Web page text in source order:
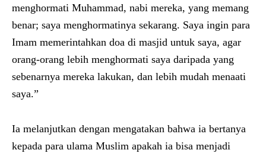
menghormati Muhammad, nabi mereka, yang memang
benar; saya menghormatinya sekarang. Saya ingin para
Imam memerintahkan doa di masjid untuk saya, agar
orang-orang lebih menghormati saya daripada yang
sebenarnya mereka lakukan, dan lebih mudah menaati
saya.”
Ia melanjutkan dengan mengatakan bahwa ia bertanya
kepada para ulama Muslim apakah ia bisa menjadi